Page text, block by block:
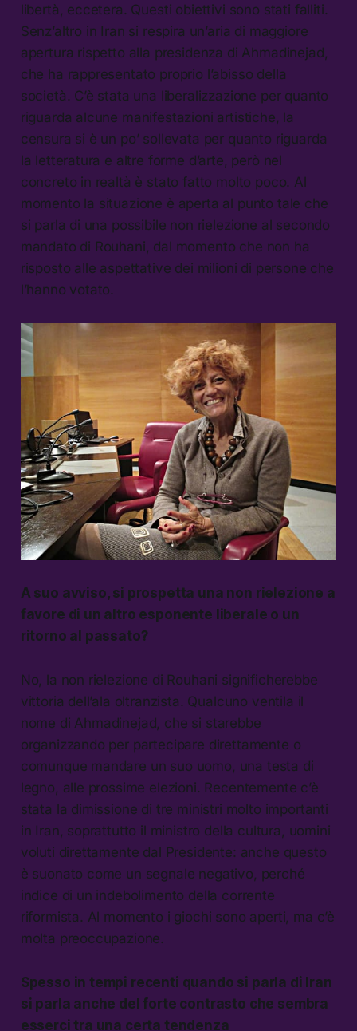
libertà, eccetera. Questi obiettivi sono stati falliti.
Senz’altro in Iran si respira un’aria di maggiore
apertura rispetto alla presidenza di Ahmadinejad,
che ha rappresentato proprio l’abisso della
società. C’è stata una liberalizzazione per quanto
riguarda alcune manifestazioni artistiche, la
censura si è un po’ sollevata per quanto riguarda
la letteratura e altre forme d’arte, però nel
concreto in realtà è stato fatto molto poco. Al
momento la situazione è aperta al punto tale che
si parla di una possibile non rielezione al secondo
mandato di Rouhani, dal momento che non ha
risposto alle aspettative dei milioni di persone che
l’hanno votato.
A suo avviso, si prospetta una non rielezione a
favore di un altro esponente liberale o un
ritorno al passato?
No, la non rielezione di Rouhani significherebbe
vittoria dell’ala oltranzista. Qualcuno ventila il
nome di Ahmadinejad, che si starebbe
organizzando per partecipare direttamente o
comunque mandare un suo uomo, una testa di
legno, alle prossime elezioni. Recentemente c’è
stata la dimissione di tre ministri molto importanti
in Iran, soprattutto il ministro della cultura, uomini
voluti direttamente dal Presidente: anche questo
è suonato come un segnale negativo, perché
indice di un indebolimento della corrente
riformista. Al momento i giochi sono aperti, ma c’è
molta preoccupazione.
Spesso in tempi recenti quando si parla di Iran
si parla anche del forte contrasto che sembra
esserci tra una certa tendenza